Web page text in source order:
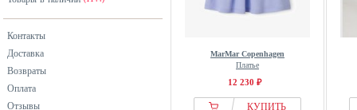
Контакты
Доставка
Возвраты
Оплата
Отзывы
MarMar Copenhagen
Платье
12 230 ₽
КУПИТЬ